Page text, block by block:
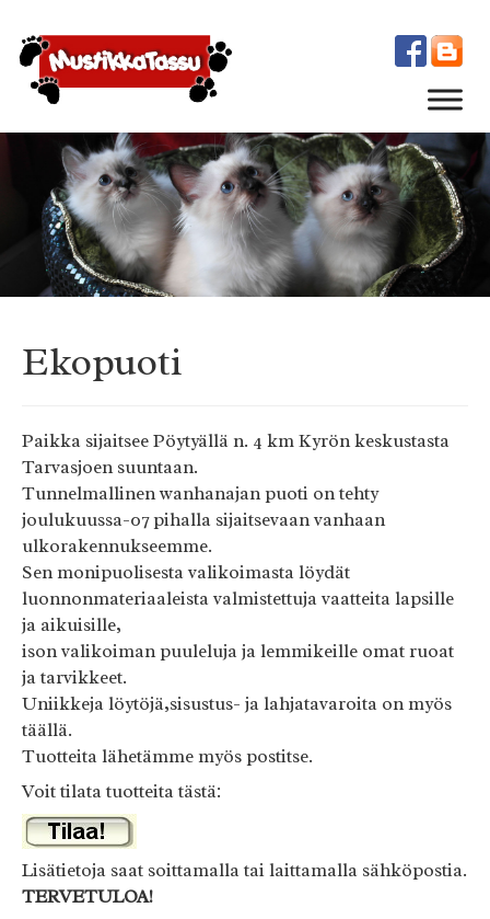
Ekopuoti
Paikka sijaitsee Pöytyällä n. 4 km Kyrön keskustasta
Tarvasjoen suuntaan.
Tunnelmallinen wanhanajan puoti on tehty
joulukuussa-07 pihalla sijaitsevaan vanhaan
ulkorakennukseemme.
Sen monipuolisesta valikoimasta löydät
luonnonmateriaaleista valmistettuja vaatteita lapsille
ja aikuisille,
ison valikoiman puuleluja ja lemmikeille omat ruoat
ja tarvikkeet.
Uniikkeja löytöjä,sisustus- ja lahjatavaroita on myös
täällä.
Tuotteita lähetämme myös postitse.
Voit tilata tuotteita tästä:
Lisätietoja saat soittamalla tai laittamalla sähköpostia.
TERVETULOA!